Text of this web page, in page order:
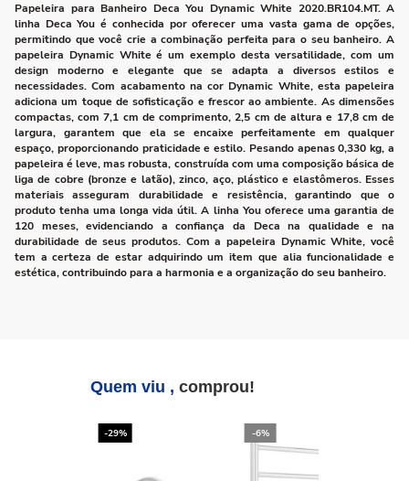
Papeleira para Banheiro Deca You Dynamic White 2020.BR104.MT. A
linha Deca You é conhecida por oferecer uma vasta gama de opções,
permitindo que você crie a combinação perfeita para o seu banheiro. A
papeleira Dynamic White é um exemplo desta versatilidade, com um
design moderno e elegante que se adapta a diversos estilos e
necessidades. Com acabamento na cor Dynamic White, esta papeleira
adiciona um toque de sofisticação e frescor ao ambiente. As dimensões
compactas, com 7,1 cm de comprimento, 2,5 cm de altura e 17,8 cm de
largura, garantem que ela se encaixe perfeitamente em qualquer
espaço, proporcionando praticidade e estilo. Pesando apenas 0,330 kg, a
papeleira é leve, mas robusta, construída com uma composição básica de
liga de cobre (bronze e latão), zinco, aço, plástico e elastômeros. Esses
materiais asseguram durabilidade e resistência, garantindo que o
produto tenha uma longa vida útil. A linha You oferece uma garantia de
120 meses, evidenciando a confiança da Deca na qualidade e na
durabilidade de seus produtos. Com a papeleira Dynamic White, você
tem a certeza de estar adquirindo um item que alia funcionalidade e
estética, contribuindo para a harmonia e a organização do seu banheiro.
Quem viu , comprou!
-29% -6%